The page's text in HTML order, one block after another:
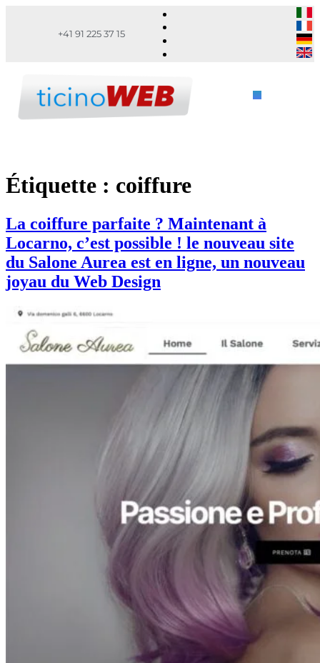
+41 91 225 37 15
Étiquette : coiffure
La coiffure parfaite ? Maintenant à
Locarno, c’est possible ! le nouveau site
du Salone Aurea est en ligne, un nouveau
joyau du Web Design